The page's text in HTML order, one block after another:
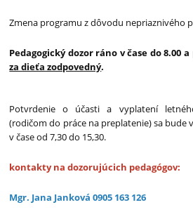
Zmena programu z dôvodu nepriaznivého
Pedagogický dozor ráno v čase do 8.00
za dieťa zodpovedný.
Potvrdenie o účasti a vyplatení
(rodičom do práce na preplatenie) sa bude
v čase od 7,30 do 15,30.
kontakty na dozorujúcich pedagógov:
Mgr. Jana Janková 0905 163 126